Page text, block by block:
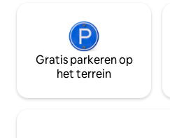
Gratis parkeren op
het terrein